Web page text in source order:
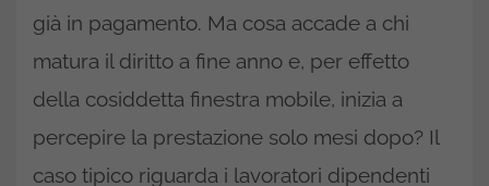
già in pagamento. Ma cosa accade a chi
matura il diritto a fine anno e, per effetto
della cosiddetta finestra mobile, inizia a
percepire la prestazione solo mesi dopo? Il
caso tipico riguarda i lavoratori dipendenti